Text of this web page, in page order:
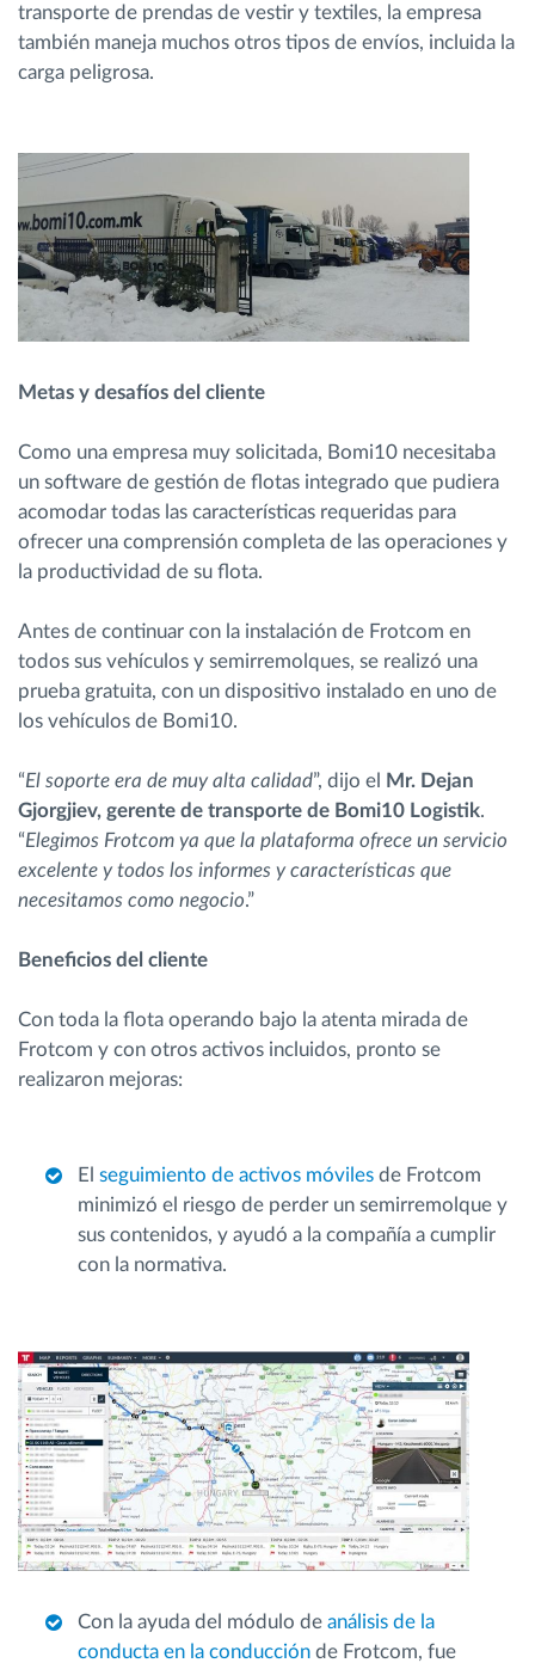
transporte de prendas de vestir y textiles, la empresa
también maneja muchos otros tipos de envíos, incluida la
carga peligrosa.
Metas y desafíos del cliente
Como una empresa muy solicitada, Bomi10 necesitaba
un software de gestión de flotas integrado que pudiera
acomodar todas las características requeridas para
ofrecer una comprensión completa de las operaciones y
la productividad de su flota.
Antes de continuar con la instalación de Frotcom en
todos sus vehículos y semirremolques, se realizó una
prueba gratuita, con un dispositivo instalado en uno de
los vehículos de Bomi10.
“El soporte era de muy alta calidad”, dijo el
Mr. Dejan
Gjorgjiev, gerente de transporte de Bomi10 Logistik.
“Elegimos Frotcom ya que la plataforma ofrece un servicio
excelente y todos los informes y características que
necesitamos como negocio.”
Beneficios del cliente
Con toda la flota operando bajo la atenta mirada de
Frotcom y con otros activos incluidos, pronto se
realizaron mejoras:
El seguimiento de activos móviles de Frotcom
minimizó el riesgo de perder un semirremolque y
sus contenidos, y ayudó a la compañía a cumplir
con la normativa.
Con la ayuda del módulo de análisis de la
conducta en la conducción de Frotcom, fue